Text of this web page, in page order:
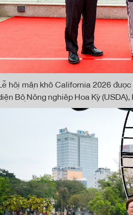
hội mận khô California 2026
Bộ Nông nghiệp Hoa Kỳ